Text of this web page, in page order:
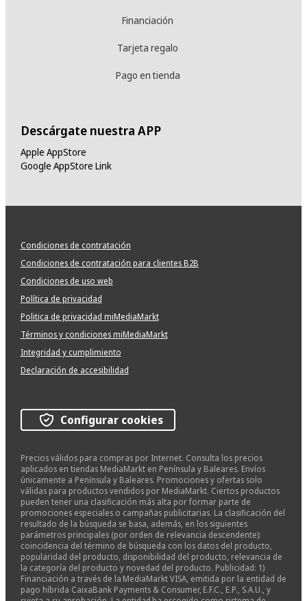
Financiación
Tarjeta regalo
Pago en tienda
Descárgate nuestra APP
Apple AppStore
Google AppStore Link
Condiciones de contratación
Condiciones de contratación para clientes B2B
Condiciones de uso web
Política de privacidad
Politica de privacidad miMediaMarkt
Términos y condiciones miMediaMarkt
Integridad y cumplimiento
Declaración de accesibilidad
Configurar cookies
Precios válidos para compras por Internet. Consulta los precios
aplicados en tiendas MediaMarkt en Península y Baleares. Envíos
únicamente a Península y Baleares. Promociones y ofertas solo
válidas para productos vendidos por MediaMarkt. Ciertos productos
pueden tener una clasificación más alta por formar parte de
promociones especiales o campañas publicitarias. La clasificación del
resultado de la búsqueda se basa, además, en los siguientes
parámetros principales (por orden de relevancia descendente):
coincidencia del término de búsqueda con los datos del producto,
popularidad del producto, disponibilidad del producto, relevancia de
la categoría del producto y novedad del producto. Publicidad: 1)
Financiación a través de la MediaMarkt VISA, emitida por la entidad de
pago híbrida CaixaBank Payments & Consumer, E.F.C., E.P., S.A.U., y